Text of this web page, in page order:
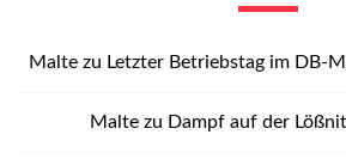
Malte zu Letzter Betriebstag im DB-
Malte zu Dampf auf der